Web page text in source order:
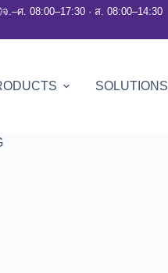
จ.–ศ. 08:00–17:30 · ส. 08:00–14:30
SOLUTIONS